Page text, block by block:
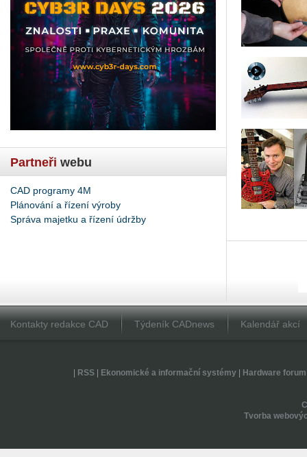
Partneři webu
CAD programy 4M
Plánování a řízení výroby
Správa majetku a řízení údržby
Kontakty redakce CAD Týdeník CADnews Kalendář akcí
RSS| Ekonomické a informační systémy| Hardware forum
Tvorba